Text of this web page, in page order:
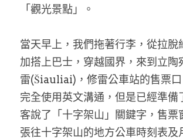
「觀光景點」。
當天早上，我們拖著行李，從拉脫
加搭上巴士，穿越國界，來到立陶
雷(Šiauliai)，修雷公車站的售票
完全使用英文溝通，但是已經準備
客說了「十字架山」關鍵字，售票
張往十字架山的地方公車時刻表及